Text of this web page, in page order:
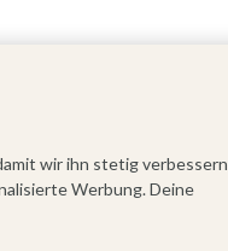
wir ihn stetig verbessern
Werbung. Deine